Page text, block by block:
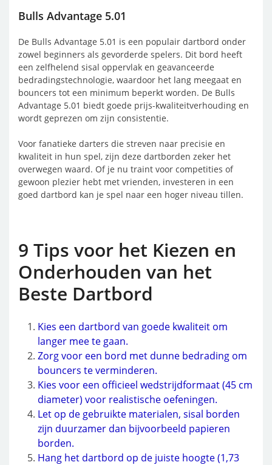
Bulls Advantage 5.01
De Bulls Advantage 5.01 is een populair dartbord onder
zowel beginners als gevorderde spelers. Dit bord heeft
een zelfhelend sisal oppervlak en geavanceerde
bedradingstechnologie, waardoor het lang meegaat en
bouncers tot een minimum beperkt worden. De Bulls
Advantage 5.01 biedt goede prijs-kwaliteitverhouding en
wordt geprezen om zijn consistentie.
Voor fanatieke darters die streven naar precisie en
kwaliteit in hun spel, zijn deze dartborden zeker het
overwegen waard. Of je nu traint voor competities of
gewoon plezier hebt met vrienden, investeren in een
goed dartbord kan je spel naar een hoger niveau tillen.
9 Tips voor het Kiezen en
Onderhouden van het
Beste Dartbord
Kies een dartbord van goede kwaliteit om
langer mee te gaan.
Zorg voor een bord met dunne bedrading om
bouncers te verminderen.
Kies voor een officieel wedstrijdformaat (45 cm
diameter) voor realistische oefeningen.
Let op de gebruikte materialen, sisal borden
zijn duurzamer dan bijvoorbeeld papieren
borden.
Hang het dartbord op de juiste hoogte (1,73